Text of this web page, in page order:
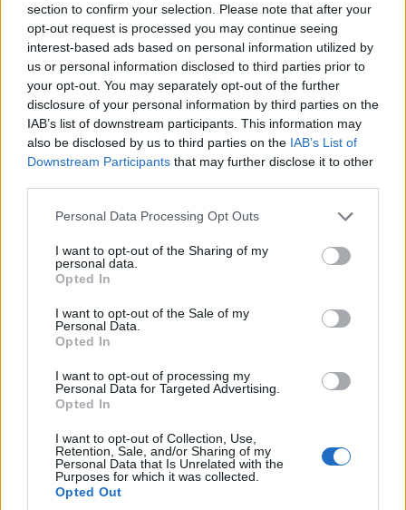
section to confirm your selection. Please note that after your
opt-out request is processed you may continue seeing
interest-based ads based on personal information utilized by
us or personal information disclosed to third parties prior to
your opt-out. You may separately opt-out of the further
disclosure of your personal information by third parties on the
IAB’s list of downstream participants. This information may
also be disclosed by us to third parties on the IAB’s List of
Downstream Participants that may further disclose it to other
Please note that this website/app uses one or more Google
not limited to your visit or usage behaviour. You may click to
grant or deny consent to Google and its third-party tags to
use your data for below specified purposes in below Google
consent section.
Personal Data Processing Opt Outs
I want to opt-out of the Sharing of my
personal data.
Opted In
I want to opt-out of the Sale of my
Personal Data.
Opted In
I want to opt-out of processing my
Personal Data for Targeted Advertising.
Opted In
I want to opt-out of Collection, Use,
Retention, Sale, and/or Sharing of my
Personal Data that Is Unrelated with the
Purposes for which it was collected.
Opted Out
Η Φιλαρμονική
«Πανδώρα» και ο
Σύνδεσμος
Γραμμάτων & Τεχνών
εκπροσωπούν την
Κοζάνη στο 27ο
Διεθνές Φεστιβάλ
Οι μουσικές επιλογές
του e-ptolemeos.gr:
Jimmy James & The
Vagabonds – Now Is
the Time (1976)
7 Αυγούστου 2026, 9:00 μμ
ΚΟΙΝΩΝΊΑ
7 Αυγούστου 2026, 8:31 μμ
Καστοριά: 20χρονη
κατάλαβε ότι πήγε να
τηλεφωνικής απάτης
και ενημέρωσε την